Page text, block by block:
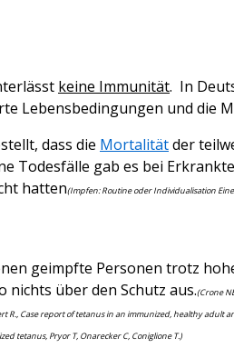
keine Immunität. In
Lebensbedingungen und die
dass die Mortalitätder
Todesfälle gab es bei
hatten(Impfen: Routine oder Individualisation
geimpfte Personen trotz
nichts über den Schutz aus.(Crone
R., Case report of tetanus in an immunized, healthy adult
tetanus, Pryor T, Onarecker C, Coniglione T.)